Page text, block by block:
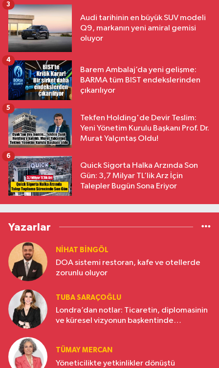
Audi tarihinin en büyük SUV modeli
Q9, markanın yeni amiral gemisi
oluyor
3
Barem Ambalaj’da yeni gelişme:
BARMA tüm BIST endekslerinden
çıkarılıyor
4
Tekfen Holding'de Devir Teslim:
Yeni Yönetim Kurulu Başkanı Prof. Dr.
Murat Yalçıntaş Oldu!
5
Quick Sigorta Halka Arzında Son
Gün: 3,7 Milyar TL’lik Arz İçin
Talepler Bugün Sona Eriyor
6
Yazarlar
NIHAT BINGÖL
DOA sistemi restoran, kafe ve otellerde
zorunlu oluyor
TUBA SARAÇOĞLU
Londra’dan notlar: Ticaretin, diplomasinin
ve küresel vizyonun başkentinde
TÜMAY MERCAN
Yöneticilikte yetkinlikler dönüştü